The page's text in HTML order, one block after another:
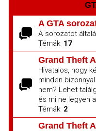
A GTA
A sorozatot
Témák: 17
Grand Theft
Hivatalos, hogy
minden
nem? Lehet
és mi ne legyen
Témák: 2
Grand Theft